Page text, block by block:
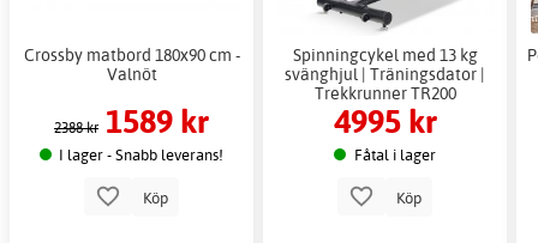
Crossby matbord 180x90 cm -
Valnöt
2388 kr 1589 kr
I lager - Snabb leverans!
Köp
Spinningcykel med 13 kg
svänghjul | Träningsdator |
Trekkrunner TR200
4995 kr
Fåtal i lager
Köp